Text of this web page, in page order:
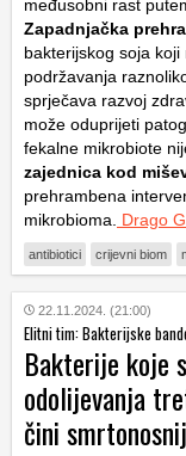
međusobni rast
Zapadnjačka
bakterijskog soja
podržavanja
sprječava razvoj
može oduprijeti
fekalne mikrobiote
zajednica kod
prehrambena
mikrobioma. Drago
antibiotici crijevni biom
22.11.2024. (21:00)
Elitni tim: Bakterijske
Bakterije koje
odolijevanja
čini